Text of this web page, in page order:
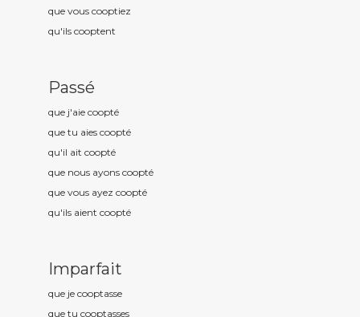
que vous cooptiez
qu'ils cooptent
Passé
que j'aie coopté
que tu aies coopté
qu'il ait coopté
que nous ayons coopté
que vous ayez coopté
qu'ils aient coopté
Imparfait
que je cooptasse
que tu cooptasses